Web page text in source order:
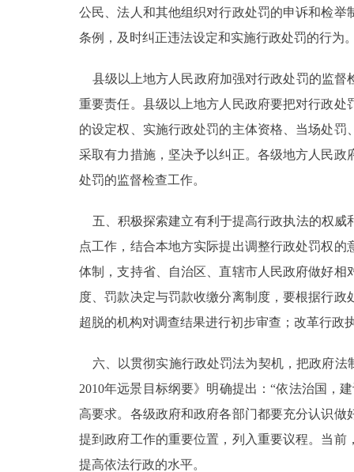
公民、法人和其他组织对行政处罚的申诉和检
条例，及时纠正违法设定和实施行政处罚的行为
县级以上地方人民政府加强对行政处罚的监督
重要责任。县级以上地方人民政府要把对行政
的设定权、实施行政处罚的主体资格、当场处
采取有力措施，坚决予以纠正。各级地方人民
处罚的监督检查工作。
五、积极探索建立有利于提高行政执法的权威
点工作，结合本地方实际提出调整行政处罚权
体制，支持省、自治区、直辖市人民政府做好
度、罚款决定与罚款收缴分离制度，要根据行
超脱的机构对调查结果进行初步审查；改革行政
六、以贯彻实施行政处罚法为契机，把政府法
2010年远景目标纲要》明确提出：“依法治国，
高要求。各级政府和政府各部门都要充分认识
提到政府工作的重要位置，列入重要议程。当
提高依法行政的水平。